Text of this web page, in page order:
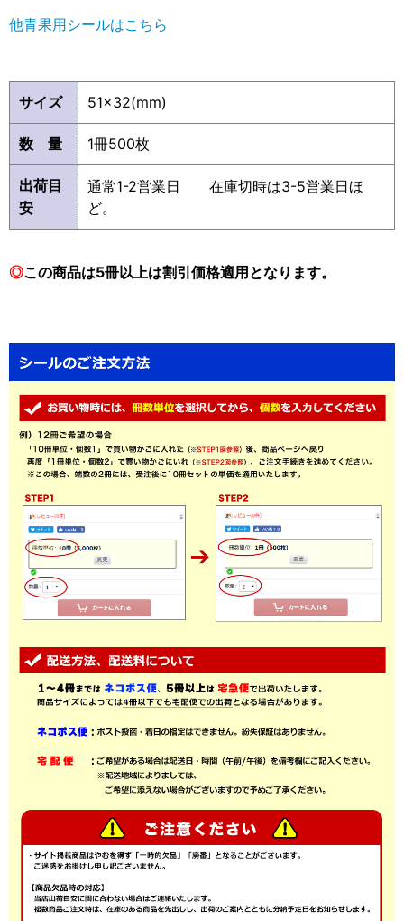
他青果用シールはこちら
サイズ 51×32(mm)
数 量 1冊500枚
出荷目
安
通常1-2営業日 在庫切時は3-5営業日ほ
ど。
◎この商品は5冊以上は割引価格適用となります。